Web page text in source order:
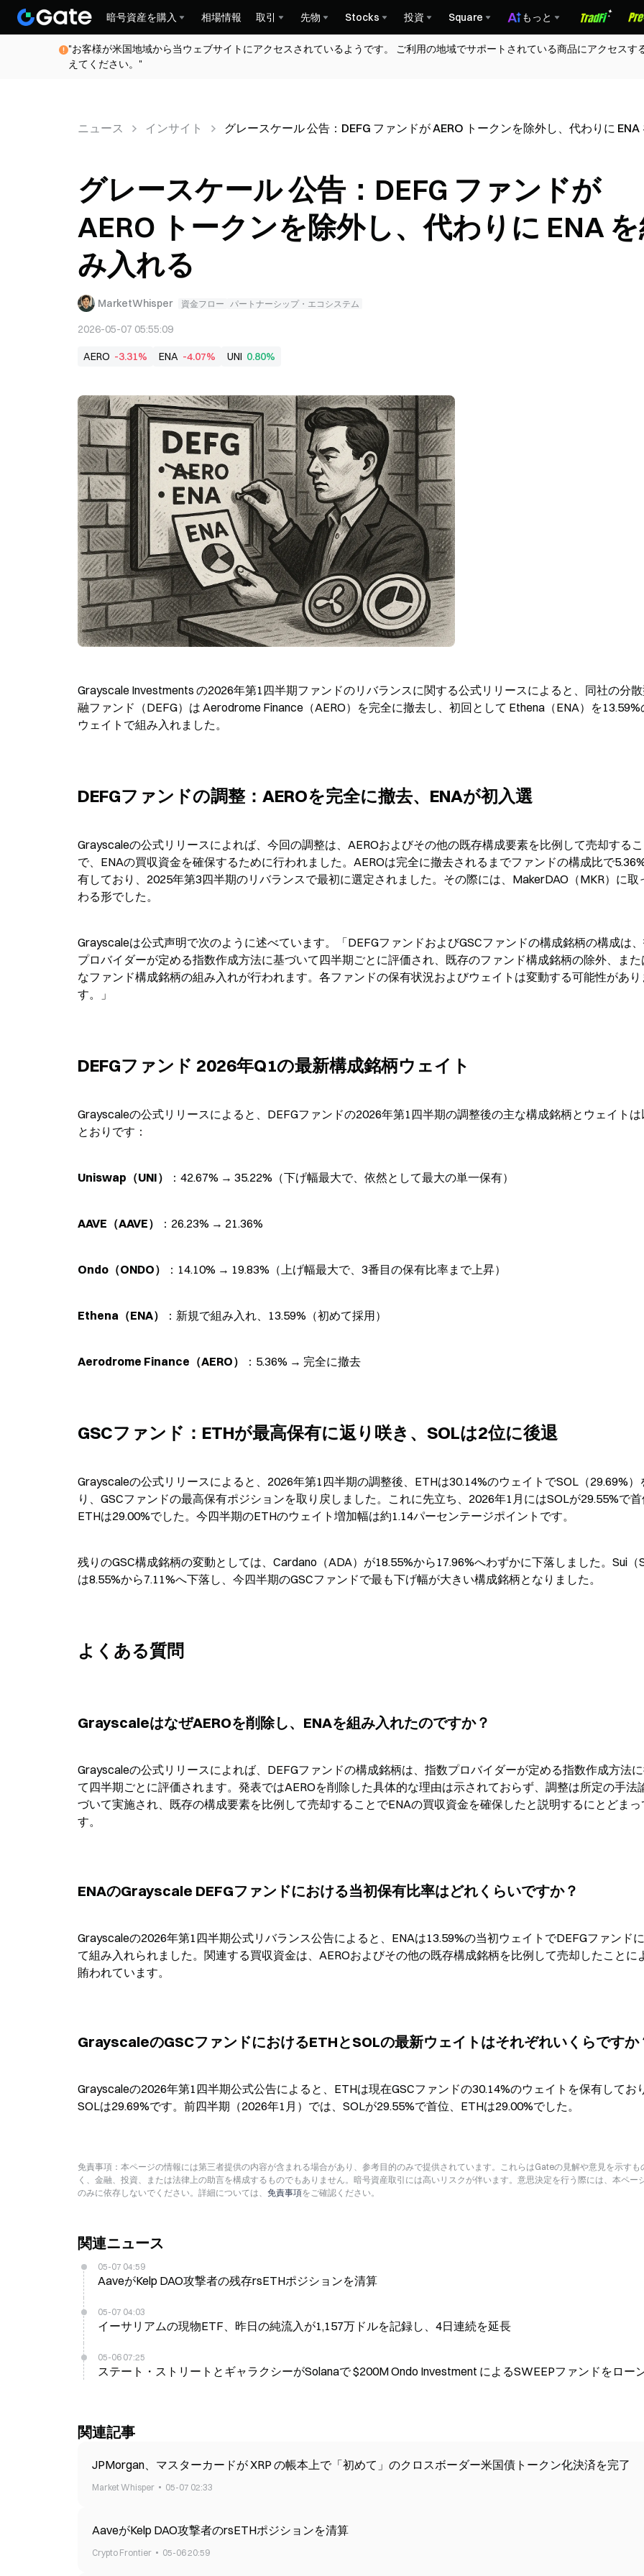
暗号資産を購入 相場情報 取引 先物 Stocks 投資 Square もっと
"お客様が米国地域から当ウェブサイトにアクセスされているようです。 ご利用の地域でサポートされている商品にアクセスす
えてください。"
ニュース インサイト グレースケール 公告：DEFG ファンドが AERO トークンを除外し、代わりに
グレースケール 公告：DEFG ファンドが
AERO トークンを除外し、代わりに ENA
み入れる
MarketWhisper 資金フロー パートナーシップ・エコシステム
2026-05-07 05:55:09
AERO -3.31% ENA -4.07% UNI 0.80%
Grayscale Investments の2026年第1四半期ファンドのリバランスに関する公式リリースによると、同社の分
融ファンド（DEFG）は Aerodrome Finance（AERO）を完全に撤去し、初回として Ethena（ENA）を13.59%
ウェイトで組み入れました。
DEFGファンドの調整：AEROを完全に撤去、ENAが初入選
Grayscaleの公式リリースによれば、今回の調整は、AEROおよびその他の既存構成要素を比例して売却する
で、ENAの買収資金を確保するために行われました。AEROは完全に撤去されるまでファンドの構成比で
有しており、2025年第3四半期のリバランスで最初に選定されました。その際には、MakerDAO（MKR）に取
わる形でした。
Grayscaleは公式声明で次のように述べています。「DEFGファンドおよびGSCファンドの構成銘柄の構成は
プロバイダーが定める指数作成方法に基づいて四半期ごとに評価され、既存のファンド構成銘柄の除外、ま
なファンド構成銘柄の組み入れが行われます。各ファンドの保有状況およびウェイトは変動する可能性があり
す。」
DEFGファンド 2026年Q1の最新構成銘柄ウェイト
Grayscaleの公式リリースによると、DEFGファンドの2026年第1四半期の調整後の主な構成銘柄とウェイト
とおりです：
Uniswap（UNI） ：42.67% → 35.22%（下げ幅最大で、依然として最大の単一保有）
AAVE（AAVE） ：26.23% → 21.36%
Ondo（ONDO） ：14.10% → 19.83%（上げ幅最大で、3番目の保有比率まで上昇）
Ethena（ENA） ：新規で組み入れ、13.59%（初めて採用）
Aerodrome Finance（AERO） ：5.36% → 完全に撤去
GSCファンド：ETHが最高保有に返り咲き、SOLは2位に後退
Grayscaleの公式リリースによると、2026年第1四半期の調整後、ETHは30.14%のウェイトでSOL（29.69%）
り、GSCファンドの最高保有ポジションを取り戻しました。これに先立ち、2026年1月にはSOLが29.55%で
ETHは29.00%でした。今四半期のETHのウェイト増加幅は約1.14パーセンテージポイントです。
残りのGSC構成銘柄の変動としては、Cardano（ADA）が18.55%から17.96%へわずかに下落しました。Sui（
は8.55%から7.11%へ下落し、今四半期のGSCファンドで最も下げ幅が大きい構成銘柄となりました。
よくある質問
GrayscaleはなぜAEROを削除し、ENAを組み入れたのですか？
Grayscaleの公式リリースによれば、DEFGファンドの構成銘柄は、指数プロバイダーが定める指数作成方法
て四半期ごとに評価されます。発表ではAEROを削除した具体的な理由は示されておらず、調整は所定の手法
づいて実施され、既存の構成要素を比例して売却することでENAの買収資金を確保したと説明するにとどま
す。
ENAのGrayscale DEFGファンドにおける当初保有比率はどれくらいですか？
Grayscaleの2026年第1四半期公式リバランス公告によると、ENAは13.59%の当初ウェイトでDEFGファンド
て組み入れられました。関連する買収資金は、AEROおよびその他の既存構成銘柄を比例して売却したことに
賄われています。
GrayscaleのGSCファンドにおけるETHとSOLの最新ウェイトはそれぞれいくらですか
Grayscaleの2026年第1四半期公式公告によると、ETHは現在GSCファンドの30.14%のウェイトを保有してお
SOLは29.69%です。前四半期（2026年1月）では、SOLが29.55%で首位、ETHは29.00%でした。
免責事項：本ページの情報には第三者提供の内容が含まれる場合があり、参考目的のみで提供されています。これらはGateの見解や意見を示すも
く、金融、投資、または法律上の助言を構成するものでもありません。暗号資産取引には高いリスクが伴います。意思決定を行う際には、本ペー
のみに依存しないでください。詳細については、 免責事項をご確認ください。
関連ニュース
05-07 04:59
AaveがKelp DAO攻撃者の残存rsETHポジションを清算
05-07 04:03
イーサリアムの現物ETF、昨日の純流入が1,157万ドルを記録し、4日連続を延長
05-06 07:25
ステート・ストリートとギャラクシーがSolanaで $200M Ondo Investment によるSWEEPファンドをロー
関連記事
JPMorgan、マスターカードが XRP の帳本上で「初めて」のクロスボーダー米国債トークン化決済を完了
Market Whisper 05-07 02:33
AaveがKelp DAO攻撃者のrsETHポジションを清算
Crypto Frontier 05-06 20:59